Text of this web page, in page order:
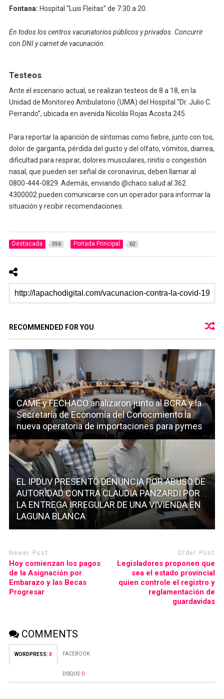
Fontana: Hospital “Luis Fleitas” de 7:30 a 20.
En todos los centros vacunatorios públicos y privados. Concurrir
con DNI y carnet de vacunación.
Testeos
Ante el escenario actual, se realizan testeos de 8 a 18, en la
Unidad de Monitoreo Ambulatorio (UMA) del Hospital “Dr. Julio C.
Perrando”, ubicada en avenida Nicolás Rojas Acosta 245.
Para reportar la aparición de síntomas como fiebre, junto con tos,
dolor de garganta, pérdida del gusto y del olfato, vómitos, diarrea,
dificultad para respirar, dolores musculares, rinitis o congestión
nasal, que pueden ser señal de coronavirus, deben llamar al
0800-444-0829. Además, enviando @chaco salud al 362
4300002 pueden comunicarse con un operador para informar la
situación y recibir recomendaciones.
Destacada 356 Portada Principal 62
RECOMMENDED FOR YOU
CAME y FECHACO analizaron junto al BCRA y la
Secretaría de Economía del Conocimiento la
nueva operatoria de importaciones para pymes
EL IPDUV PRESENTÓ DENUNCIA POR ABUSO DE
AUTORIDAD CONTRA CLAUDIA PANZARDI POR
LA ENTREGA IRREGULAR DE UNA VIVIENDA EN
LAGUNA BLANCA
Newer Post
Hoy comienzan los pagos
de la Asignación por
Embarazo y las Becas
Progresar
Older Post
Legisladores proponen que
sea el estado provincial
quien controle el registro y
reglamentación de
guardavidas
COMMENTS
WORDPRESS: 0 FACEBOOK:
DISQUS: 0